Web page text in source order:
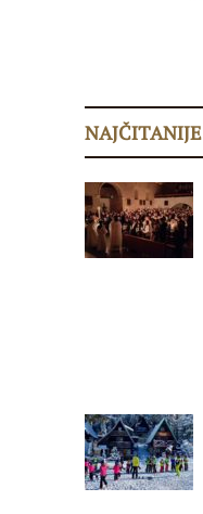
NAJČITANIJE